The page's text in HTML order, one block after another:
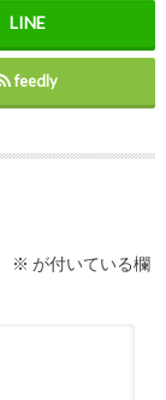
feedly
※ が付いている欄